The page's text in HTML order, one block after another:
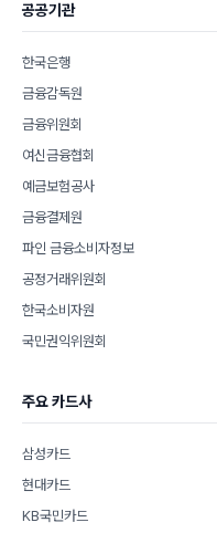
공공기관
한국은행
금융감독원
금융위원회
여신금융협회
예금보험공사
금융결제원
파인 금융소비자정보
공정거래위원회
한국소비자원
국민권익위원회
주요 카드사
삼성카드
현대카드
KB국민카드